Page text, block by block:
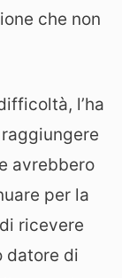
che non
l’ha
avrebbero
per la
ricevere
datore di